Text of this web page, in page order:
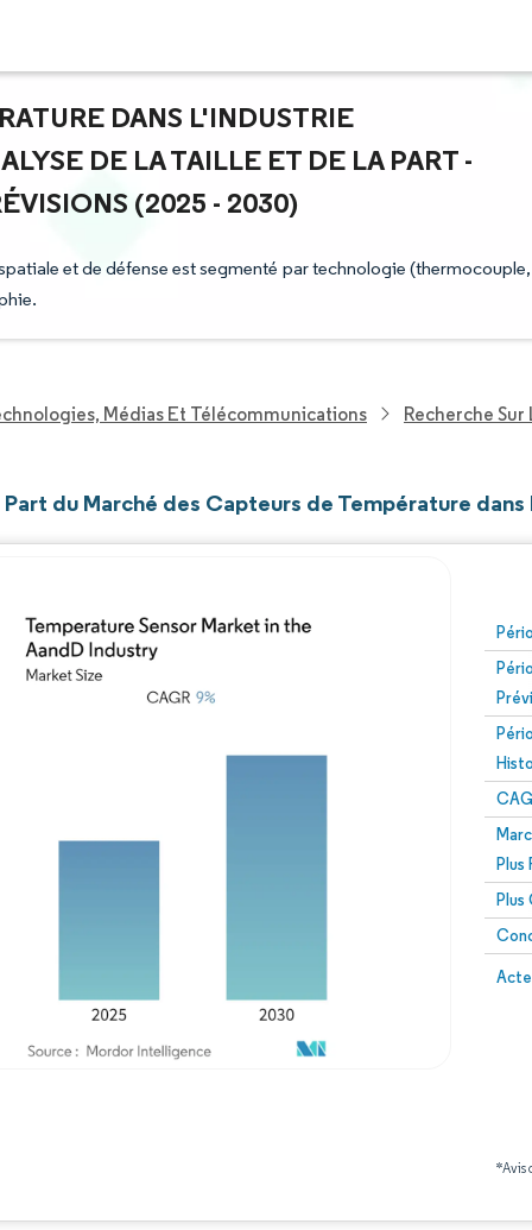
DANS L'INDUSTRIE
DE LA TAILLE ET DE LA PART -
(2025 - 2030)
et de défense est segmenté par technologie (thermocouple,
Médias Et Télécommunications Recherche
du Marché des Capteurs de Température
Plus
Plus
*Avis